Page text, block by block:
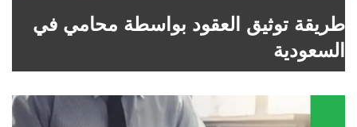
طريقة توثيق العقود بواسطة محامي في
السعودية